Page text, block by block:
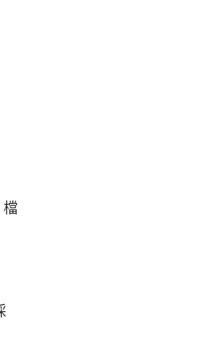
檔